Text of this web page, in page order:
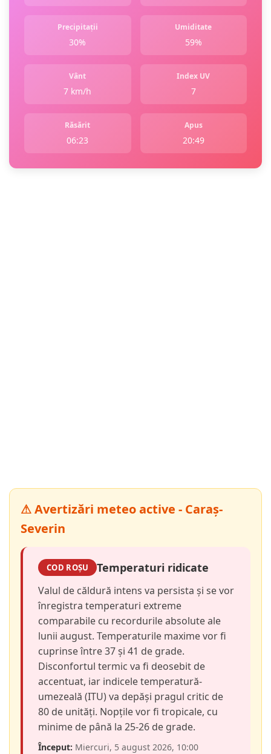
Precipitații
30%
Umiditate
59%
Vânt
7 km/h
Index UV
7
Răsărit
06:23
Apus
20:49
⚠ Avertizări meteo active - Caraș-
Severin
COD ROȘU Temperaturi ridicate
Valul de căldură intens va persista și se vor
înregistra temperaturi extreme
comparabile cu recordurile absolute ale
lunii august. Temperaturile maxime vor fi
cuprinse între 37 și 41 de grade.
Disconfortul termic va fi deosebit de
accentuat, iar indicele temperatură-
umezeală (ITU) va depăși pragul critic de
80 de unități. Nopțile vor fi tropicale, cu
minime de până la 25-26 de grade.
Început: Miercuri, 5 august 2026, 10:00